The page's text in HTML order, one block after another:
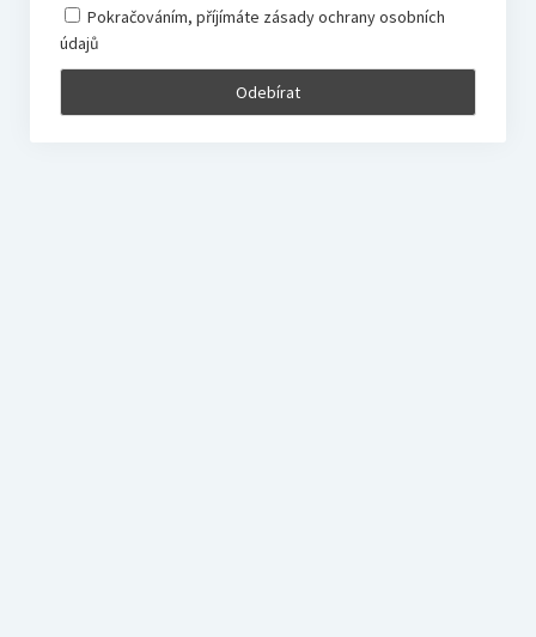
Pokračováním, příjímáte zásady ochrany osobních
údajů